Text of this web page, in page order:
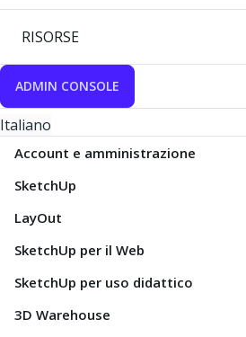
RISORSE
ADMIN CONSOLE
Italiano
Account e amministrazione
SketchUp
LayOut
SketchUp per il Web
SketchUp per uso didattico
3D Warehouse